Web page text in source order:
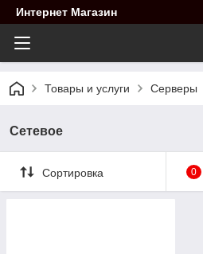
Интернет Магазин
Товары и услуги Cерверы
Сетевое
Сортировка 0